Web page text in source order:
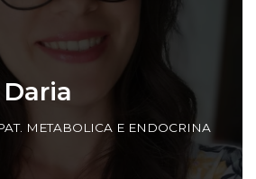
METABOLICA E ENDOCRINA